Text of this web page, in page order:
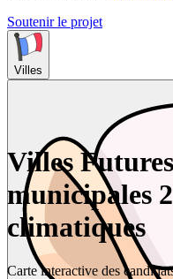
Soutenir le projet
Villes
Villes
municipales
climatiques
Carte interactive des